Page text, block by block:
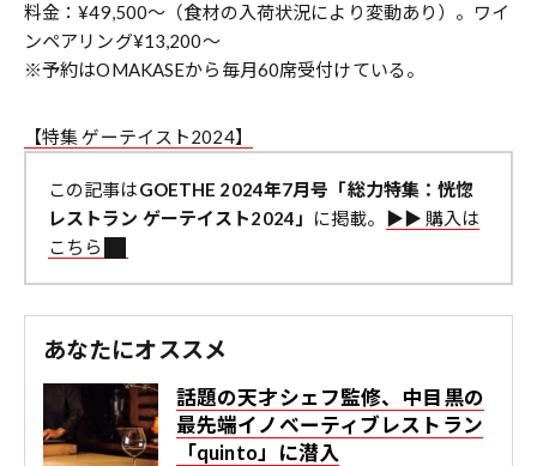
料金：¥49,500～（食材の入荷状況により変動あり）。ワイ
ンペアリング¥13,200～
※予約はOMAKASEから毎月60席受付けている。
【特集 ゲーテイスト2024】
この記事はGOETHE 2024年7月号「総力特集：恍惚
レストラン ゲーテイスト2024」
に掲載。
▶︎▶︎ 購入は
こちら
あなたにオススメ
話題の天才シェフ監修、中目黒の
最先端イノベーティブレストラン
「quinto」に潜入